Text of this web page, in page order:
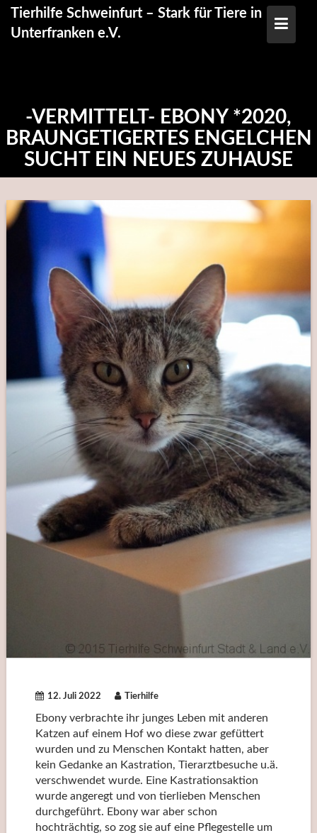
Skip
content
Tierhilfe Schweinfurt – Stark für Tiere in
Unterfranken e.V.
-VERMITTELT- EBONY *2020,
BRAUNGETIGERTES ENGELCHEN
SUCHT EIN NEUES ZUHAUSE
12. Juli 2022 Tierhilfe
Ebony verbrachte ihr junges Leben mit anderen
Katzen auf einem Hof wo diese zwar gefüttert
wurden und zu Menschen Kontakt hatten, aber
kein Gedanke an Kastration, Tierarztbesuche u.ä.
verschwendet wurde. Eine Kastrationsaktion
wurde angeregt und von tierlieben Menschen
durchgeführt. Ebony war aber schon
hochträchtig, so zog sie auf eine Pflegestelle um